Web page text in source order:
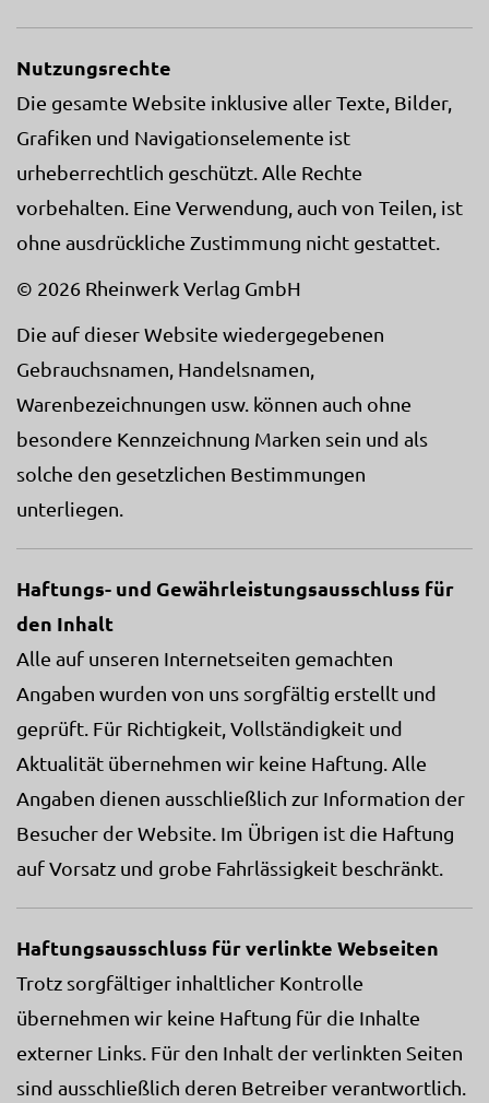
Nutzungsrechte
Die gesamte Website inklusive aller Texte, Bilder,
Grafiken und Navigationselemente ist
urheberrechtlich geschützt. Alle Rechte
vorbehalten. Eine Verwendung, auch von Teilen, ist
ohne ausdrückliche Zustimmung nicht gestattet.
© 2026 Rheinwerk Verlag GmbH
Die auf dieser Website wiedergegebenen
Gebrauchsnamen, Handelsnamen,
Warenbezeichnungen usw. können auch ohne
besondere Kennzeichnung Marken sein und als
solche den gesetzlichen Bestimmungen
unterliegen.
Haftungs- und Gewährleistungsausschluss für
den Inhalt
Alle auf unseren Internetseiten gemachten
Angaben wurden von uns sorgfältig erstellt und
geprüft. Für Richtigkeit, Vollständigkeit und
Aktualität übernehmen wir keine Haftung. Alle
Angaben dienen ausschließlich zur Information der
Besucher der Website. Im Übrigen ist die Haftung
auf Vorsatz und grobe Fahrlässigkeit beschränkt.
Haftungsausschluss für verlinkte Webseiten
Trotz sorgfältiger inhaltlicher Kontrolle
übernehmen wir keine Haftung für die Inhalte
externer Links. Für den Inhalt der verlinkten Seiten
sind ausschließlich deren Betreiber verantwortlich.